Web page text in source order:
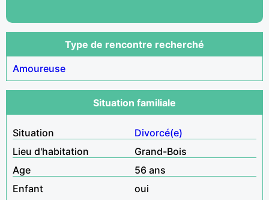
Type de rencontre recherché
Amoureuse
Situation familiale
Situation
Divorcé(e)
Lieu d'habitation
Grand-Bois
Age
56 ans
Enfant
oui